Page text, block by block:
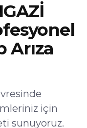
Arıza
için
sunuyoruz.